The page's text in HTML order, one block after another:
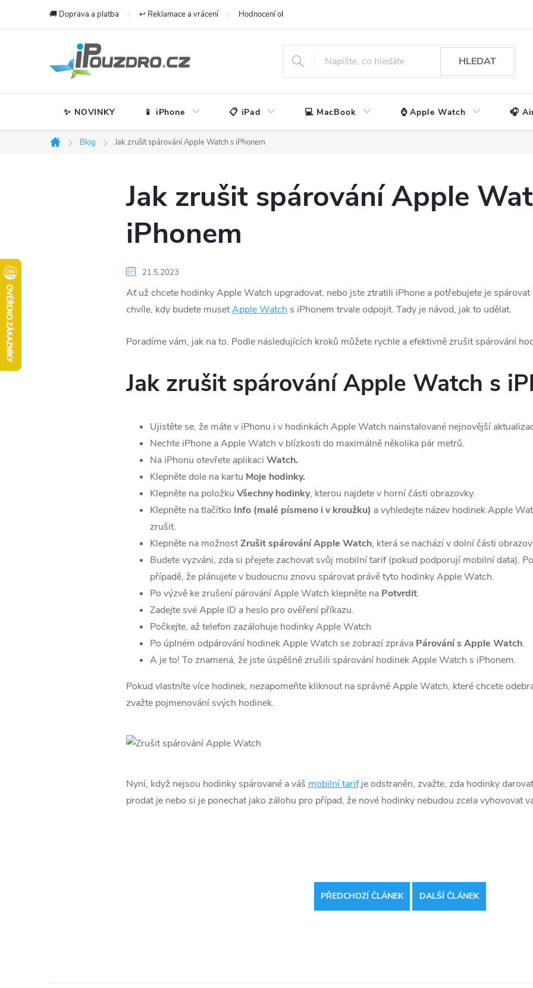
🚚 Doprava a platba ↩️ Reklamace a vrácení Hodnocení obchodu
HLEDAT
✨ NOVINKY 📱 iPhone 📋 iPad 💻 MacBook ⌚ Apple Watch 🎧
Domů
Blog Jak zrušit spárování Apple Watch s iPhonem
Jak zrušit spárování Apple
iPhonem
21.5.2023
Ať už chcete hodinky Apple Watch upgradovat, nebo jste ztratili iPhone a potřebujete je
chvíle, kdy budete musetApple Watch s iPhonem trvale odpojit. Tady je návod, jak to udělat.
Poradíme vám, jak na to. Podle následujících kroků můžete rychle a efektivně zrušit spárování
Jak zrušit spárování Apple Watch s
Ujistěte se, že máte v iPhonu i v hodinkách Apple Watch nainstalované nejnovější
Nechte iPhone a Apple Watch v blízkosti do maximálně několika pár metrů.
Na iPhonu otevřete aplikaci Watch.
Klepněte dole na kartu Moje hodinky.
Klepněte na položku Všechny hodinky, kterou najdete v horní části obrazovky.
Klepněte na tlačítko Info (malé písmeno i v kroužku) a vyhledejte název hodinek Apple
zrušit.
Klepněte na možnostZrušit spárování Apple Watch, která se nachází v dolní části
Budete vyzváni, zda si přejete zachovat svůj mobilní tarif (pokud podporují mobilní data).
případě, že plánujete v budoucnu znovu spárovat právě tyto hodinky Apple Watch.
Po výzvě ke zrušení párování Apple Watch klepněte na Potvrdit.
Zadejte své Apple ID a heslo pro ověření příkazu.
Počkejte, až telefon zazálohuje hodinky Apple Watch
Po úplném odpárování hodinek Apple Watch se zobrazí zpráva Párování s Apple Watch.
A je to! To znamená, že jste úspěšně zrušili spárování hodinek Apple Watch s iPhonem.
Pokud vlastníte více hodinek, nezapomeňte kliknout na správné Apple Watch, které chcete
zvažte pojmenování svých hodinek.
Nyní, když nejsou hodinky spárované a váš mobilní tarifje odstraněn, zvažte, zda hodinky
prodat je nebo si je ponechat jako zálohu pro případ, že nové hodinky nebudou zcela vyhovovat
PŘEDCHOZÍ ČLÁNEK DALŠÍ ČLÁNEK